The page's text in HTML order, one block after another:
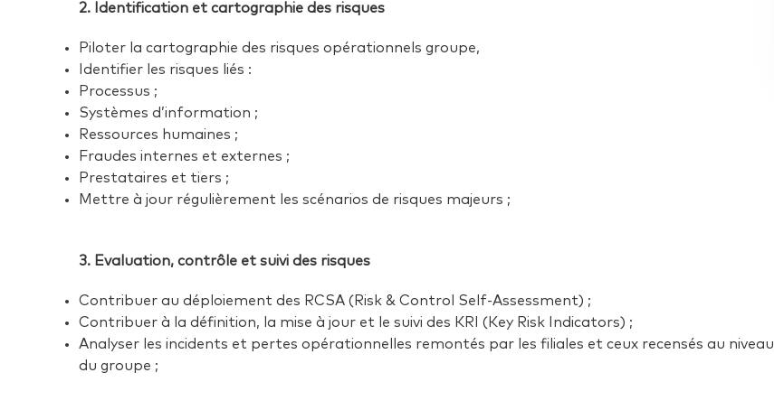
2. Identification et cartographie des risques
Piloter la cartographie des risques opérationnels groupe,
Identifier les risques liés :
Processus ;
Systèmes d’information ;
Ressources humaines ;
Fraudes internes et externes ;
Prestataires et tiers ;
Mettre à jour régulièrement les scénarios de risques majeurs ;
3. Evaluation, contrôle et suivi des risques
Contribuer au déploiement des RCSA (Risk & Control Self-Assessment) ;
Contribuer à la définition, la mise à jour et le suivi des KRI (Key Risk Indicators) ;
Analyser les incidents et pertes opérationnelles remontés par les filiales et ceux recensés au niveau
du groupe ;